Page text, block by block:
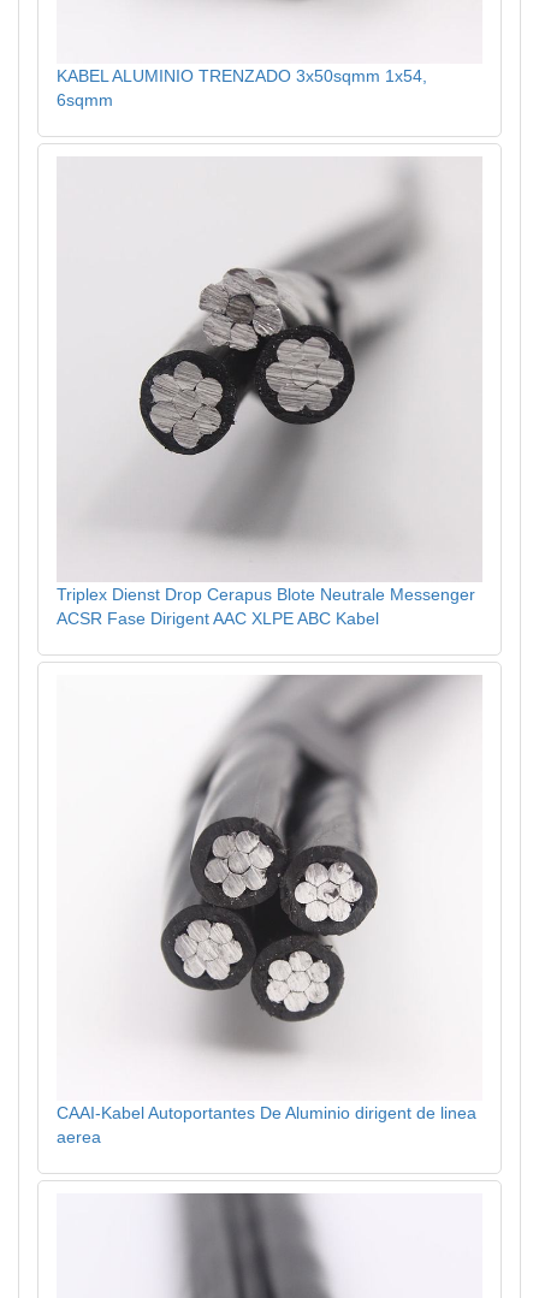
KABEL ALUMINIO TRENZADO 3x50sqmm 1x54,
6sqmm
Triplex Dienst Drop Cerapus Blote Neutrale Messenger
ACSR Fase Dirigent AAC XLPE ABC Kabel
CAAI-Kabel Autoportantes De Aluminio dirigent de linea
aerea